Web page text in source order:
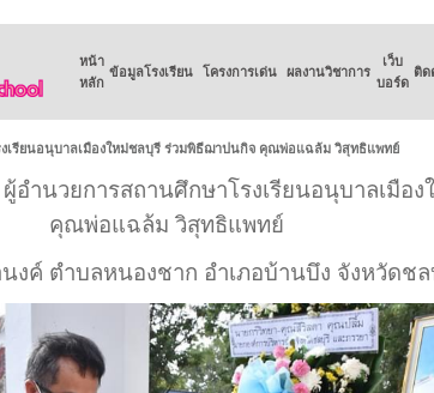
หน้า
หลัก
ข้อมูลโรงเรียน โครงการเด่น ผลงานวิชาการ
เว็บ
บอร์ด
ติด
เรียนอนุบาลเมืองใหม่ชลบุรี ร่วมพิธีฌาปนกิจ คุณพ่อแฉล้ม วิสุทธิแพทย์
อำนวยการสถานศึกษาโรงเรียนอนุบาลเมือ
คุณพ่อแฉล้ม วิสุทธิแพทย์
งค์ ตำบลหนองชาก อำเภอบ้านบึง จังหวัดช